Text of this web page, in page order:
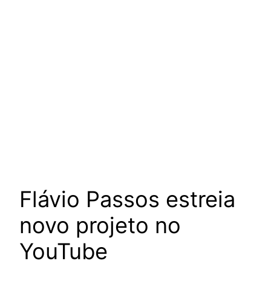
Flávio Passos estreia
novo projeto no
YouTube